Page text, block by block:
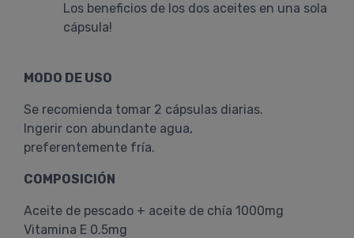
Los beneficios de los dos aceites en una sola
cápsula!
MODO DE USO
Se recomienda tomar 2 cápsulas diarias.
Ingerir con abundante agua,
preferentemente fría.
COMPOSICIÓN
Aceite de pescado + aceite de chía 1000mg
Vitamina E 0.5mg